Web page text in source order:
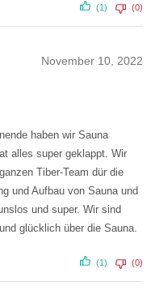
(1) (0)
November 10, 2022
haben wir Sauna
alles super geklappt. Wir
Tiber-Team dür die
und Aufbau von Sauna und
und super. Wir sind
glücklich über die Sauna.
(1) (0)